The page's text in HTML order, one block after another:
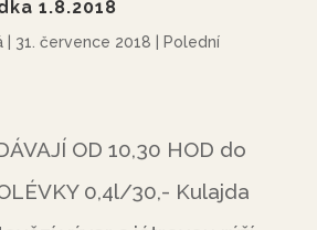
1.8.2018
| 31. července 2018 Polední
OD 10,30 HOD do
0,4l/30,- Kulajda